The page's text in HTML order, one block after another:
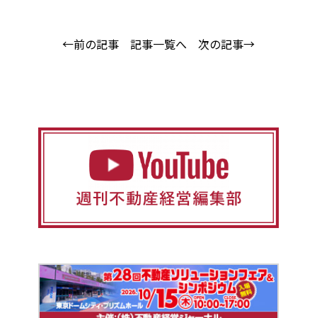
←前の記事 記事一覧へ 次の記事→